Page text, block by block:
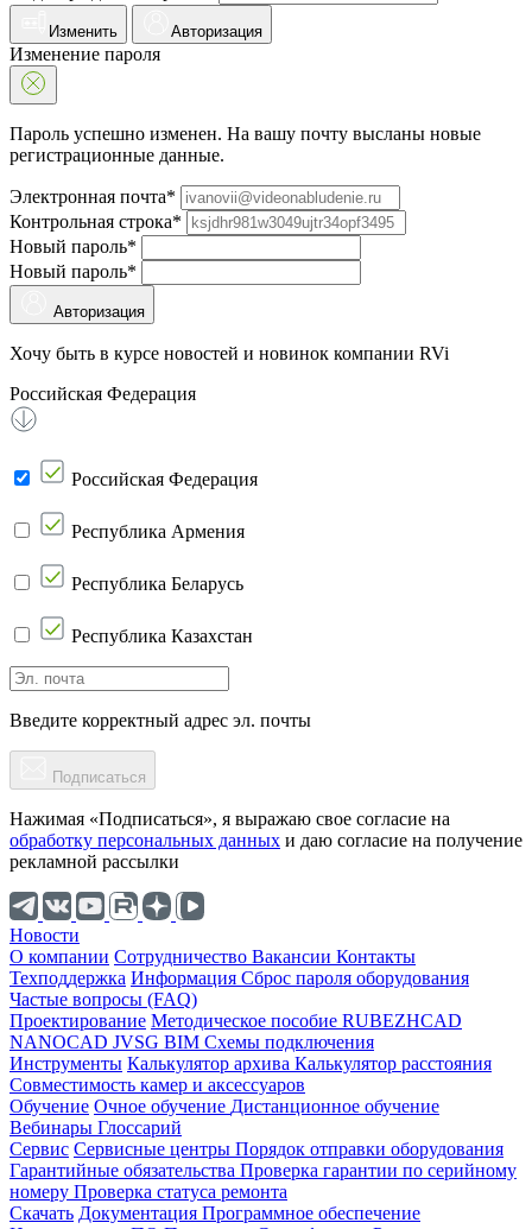
Изменить Авторизация
Изменение пароля
Пароль успешно изменен. На вашу почту высланы новые
регистрационные данные.
Электронная почта*
Контрольная строка*
Новый пароль*
Новый пароль*
Авторизация
Хочу быть в курсе новостей и новинок компании RVi
Российская Федерация
Российская Федерация
Республика Армения
Республика Беларусь
Республика Казахстан
Введите корректный адрес эл. почты
Подписаться
Нажимая «Подписаться», я выражаю свое согласие на
обработку персональных данных и даю согласие на получение
рекламной рассылки
Новости
О компании Cотрудничество Вакансии Контакты
Техподдержка Информация Сброс пароля оборудования
Частые вопросы (FAQ)
Проектирование Методическое пособие RUBEZHCAD
NANOCAD JVSG BIM Схемы подключения
Инструменты Калькулятор архива Калькулятор расстояния
Совместимость камер и аксессуаров
Обучение Очное обучение Дистанционное обучение
Вебинары Глоссарий
Сервис Сервисные центры Порядок отправки оборудования
Гарантийные обязательства Проверка гарантии по серийному
номеру Проверка статуса ремонта
Скачать Документация Программное обеспечение